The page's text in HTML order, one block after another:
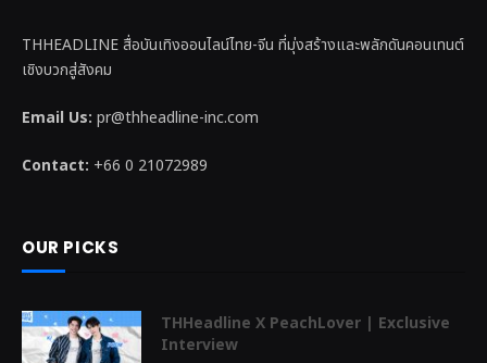
THHEADLINE สื่อบันเทิงออนไลน์ไทย-จีน ที่มุ่งสร้างและพลักดันคอนเทนต์
เชิงบวกสู่สังคม
Email Us: pr@thheadline-inc.com
Contact: +66 0 21072989
OUR PICKS
THHeadline X PeachLover | Exclusive
Interview